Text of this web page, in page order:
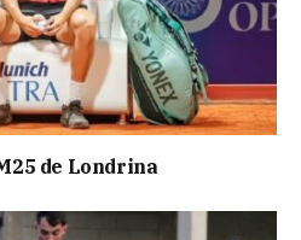
de Londrina